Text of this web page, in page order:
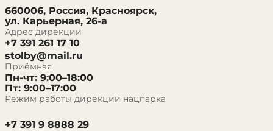
660006, Россия, Красноярск,
ул. Карьерная, 26-а
Адрес дирекции
+7 391 261 17 10
stolby@mail.ru
Приёмная
Пн-чт: 9:00–18:00
Пт: 9:00–17:00
Режим работы дирекции нацпарка
+7 391 9 8888 29